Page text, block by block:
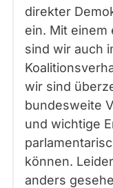
direkter
ein. Mit einem
sind wir auch
wir sind
bundesweite
und wichtige
können.
anders